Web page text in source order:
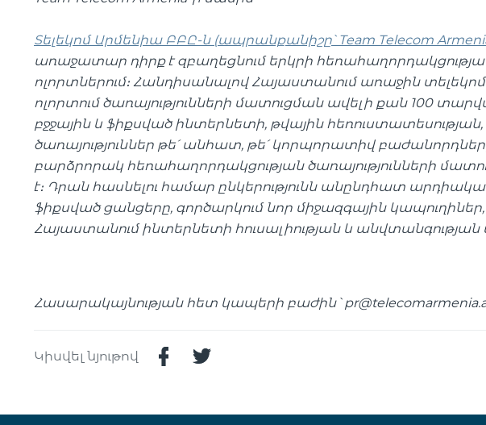
Տելեկոմ Արմենիա ԲԲԸ-ն (ապրանքանիշը՝ Team Telecom
առաջատար դիրք է զբաղեցնում երկրի
ոլորտներում։ Հանդիսանալով Հայաստանում առաջին տելեկոմ
ոլորտում ծառայությունների մատուցման ավելի քան 100
բջջային և ֆիքսված ինտերնետի, թվային
ծառայություններ թե՛ անհատ, թե՛ կորպորատիվ
բարձրորակ հեռահաղորդակցության ծառայությունների
է։ Դրան հասնելու համար ընկերությունն անընդհատ
ֆիքսված ցանցերը, գործարկում նոր միջազգային
Հայաստանում ինտերնետի հուսալիության և
Հասարակայնության հետ կապերի բաժին`
Կիսվել նյութով